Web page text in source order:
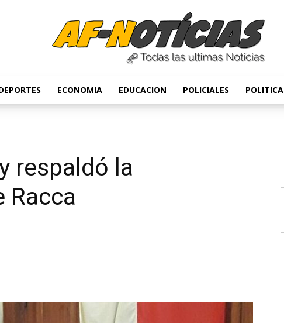
Anyulin
ECONOMIA EDUCACION POLICIALES POLITICA
respaldó la
Racca